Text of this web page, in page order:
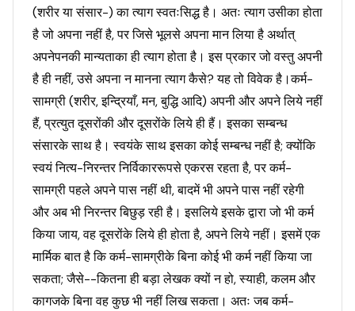
(शरीर या संसार-) का त्याग स्वतःसिद्ध है। अतः त्याग उसीका होता
है जो अपना नहीं है, पर जिसे भूलसे अपना मान लिया है अर्थात्
अपनेपनकी मान्यताका ही त्याग होता है। इस प्रकार जो वस्तु अपनी
है ही नहीं, उसे अपना न मानना त्याग कैसे? यह तो विवेक है।कर्म-
सामग्री (शरीर, इन्द्रियाँ, मन, बुद्धि आदि) अपनी और अपने लिये नहीं
हैं, प्रत्युत दूसरोंकी और दूसरोंके लिये ही हैं। इसका सम्बन्ध
संसारके साथ है। स्वयंके साथ इसका कोई सम्बन्ध नहीं है; क्योंकि
स्वयं नित्य-निरन्तर निर्विकाररूपसे एकरस रहता है, पर कर्म-
सामग्री पहले अपने पास नहीं थी, बादमें भी अपने पास नहीं रहेगी
और अब भी निरन्तर बिछुड़ रही है। इसलिये इसके द्वारा जो भी कर्म
किया जाय, वह दूसरोंके लिये ही होता है, अपने लिये नहीं। इसमें एक
मार्मिक बात है कि कर्म-सामग्रीके बिना कोई भी कर्म नहीं किया जा
सकता; जैसे--कितना ही बड़ा लेखक क्यों न हो, स्याही, कलम और
कागजके बिना वह कुछ भी नहीं लिख सकता। अतः जब कर्म-